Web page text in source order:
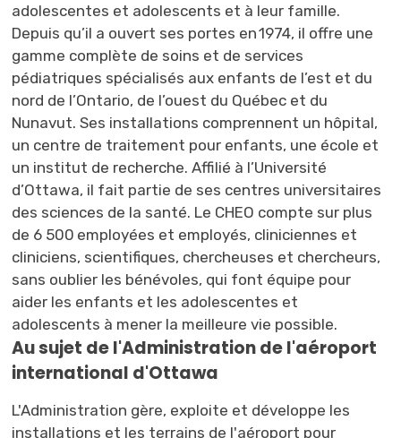
adolescentes et adolescents et à leur famille.
Depuis qu’il a ouvert ses portes en 1974, il offre une
gamme complète de soins et de services
pédiatriques spécialisés aux enfants de l’est et du
nord de l’Ontario, de l’ouest du Québec et du
Nunavut. Ses installations comprennent un hôpital,
un centre de traitement pour enfants, une école et
un institut de recherche. Affilié à l’Université
d’Ottawa, il fait partie de ses centres universitaires
des sciences de la santé. Le CHEO compte sur plus
de 6 500 employées et employés, cliniciennes et
cliniciens, scientifiques, chercheuses et chercheurs,
sans oublier les bénévoles, qui font équipe pour
aider les enfants et les adolescentes et
adolescents à mener la meilleure vie possible.
Au sujet de l'Administration de l'aéroport
international d'Ottawa
L'Administration gère, exploite et développe les
installations et les terrains de l'aéroport pour